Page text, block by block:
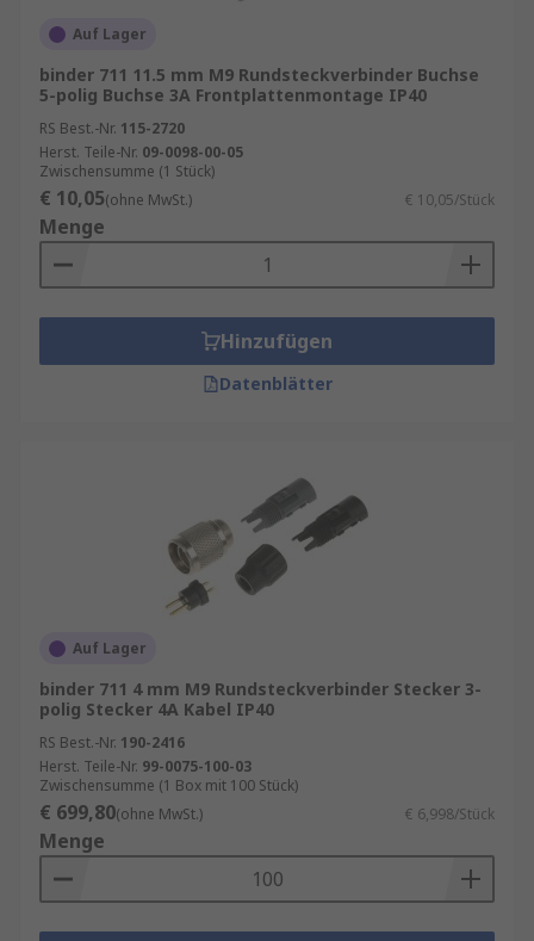
Auf Lager
binder 711 11.5 mm M9 Rundsteckverbinder Buchse
5-polig Buchse 3A Frontplattenmontage IP40
RS Best.-Nr. 115-2720
Herst. Teile-Nr. 09-0098-00-05
Zwischensumme (1 Stück)
€ 10,05(ohne MwSt.) € 10,05/Stück
Menge
Hinzufügen
Datenblätter
Auf Lager
binder 711 4 mm M9 Rundsteckverbinder Stecker 3-
polig Stecker 4A Kabel IP40
RS Best.-Nr. 190-2416
Herst. Teile-Nr. 99-0075-100-03
Zwischensumme (1 Box mit 100 Stück)
€ 699,80(ohne MwSt.) € 6,998/Stück
Menge